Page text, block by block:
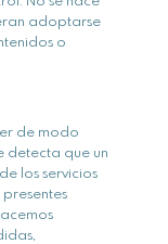
adoptarse
o
de modo
detecta que un
los servicios